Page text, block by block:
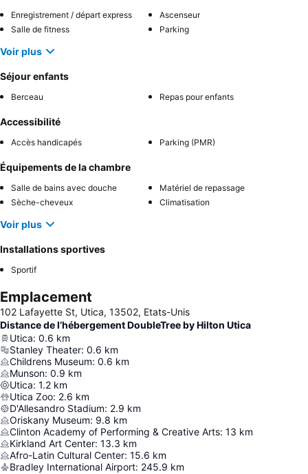
Enregistrement / départ express
Ascenseur
Salle de fitness
Parking
Voir plus
Séjour enfants
Berceau Repas pour enfants
Accessibilité
Accès handicapés Parking (PMR)
Équipements de la chambre
Salle de bains avec douche
Matériel de repassage
Sèche-cheveux
Climatisation
Voir plus
Installations sportives
Sportif
Emplacement
102 Lafayette St, Utica, 13502, Etats-Unis
Distance de l’hébergement DoubleTree by Hilton Utica
Utica: 0.6 km
Stanley Theater: 0.6 km
Childrens Museum: 0.6 km
Munson: 0.9 km
Utica: 1.2 km
Utica Zoo: 2.6 km
D'Allesandro Stadium: 2.9 km
Oriskany Museum: 9.8 km
Clinton Academy of Performing & Creative Arts: 13 km
Kirkland Art Center: 13.3 km
Afro-Latin Cultural Center: 15.6 km
Bradley International Airport: 245.9 km